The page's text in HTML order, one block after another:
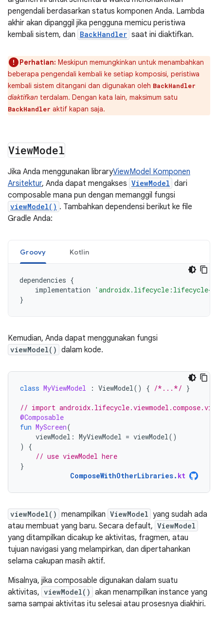
pengendali berdasarkan status komponen Anda. Lambda
akhir akan dipanggil jika pengguna memicu peristiwa
kembali sistem, dan BackHandler saat ini diaktifkan.
Perhatian: Meskipun memungkinkan untuk menambahkan
beberapa pengendali kembali ke setiap komposisi, peristiwa
kembali sistem ditangani dan digunakan oleh BackHandler
diaktifkan terdalam. Dengan kata lain, maksimum satu
BackHandler aktif kapan saja.
ViewModel
Jika Anda menggunakan libraryViewModel Komponen
Arsitektur, Anda dapat mengakses ViewModel dari
composable mana pun dengan memanggil fungsi
viewModel() . Tambahkan dependensi berikut ke file
Gradle Anda:
Groovy Kotlin
dependencies {
implementation
'androidx.lifecycle:lifecycle-
}
Kemudian, Anda dapat menggunakan fungsi
viewModel() dalam kode.
class MyViewModel : ViewModel() { /*...*/ }
// import
@Composable
fun MyScreen(
viewModel : MyViewModel = viewModel()
)
{
// use viewModel here
}
ComposeWithOtherLibraries. kt
viewModel() menampilkan ViewModel yang sudah ada
atau membuat yang baru. Secara default, ViewModel
yang ditampilkan dicakup ke aktivitas, fragmen, atau
tujuan navigasi yang melampirkan, dan dipertahankan
selama cakupan masih aktif.
Misalnya, jika composable digunakan dalam suatu
aktivitas, viewModel() akan menampilkan instance yang
sama sampai aktivitas itu selesai atau prosesnya diakhiri.